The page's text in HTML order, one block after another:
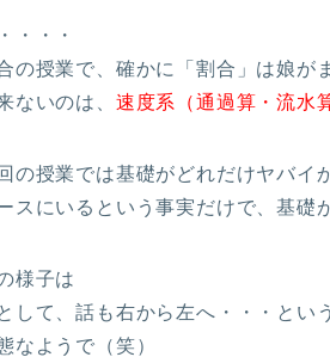
・・・
の授業で、確かに「割合」は娘が
ないのは、 速度系（通過算・流水
の授業では基礎がどれだけヤバイ
スにいるという事実だけで、基礎
様子は
して、話も右から左へ・・・という
なようで（笑）